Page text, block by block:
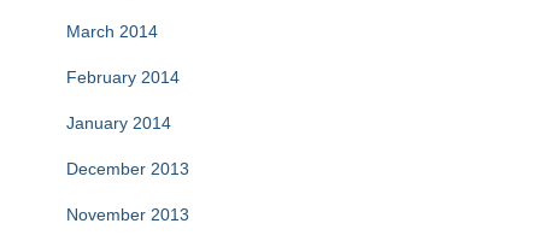
March 2014
February 2014
January 2014
December 2013
November 2013